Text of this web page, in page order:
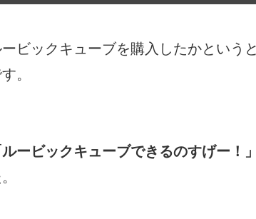
ビックキューブを購入したかというと
。
ルービックキューブできるのすげー！」